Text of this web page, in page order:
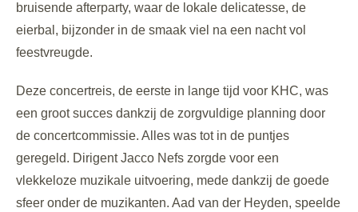
bruisende afterparty, waar de lokale delicatesse, de
eierbal, bijzonder in de smaak viel na een nacht vol
feestvreugde.
Deze concertreis, de eerste in lange tijd voor KHC, was
een groot succes dankzij de zorgvuldige planning door
de concertcommissie. Alles was tot in de puntjes
geregeld. Dirigent Jacco Nefs zorgde voor een
vlekkeloze muzikale uitvoering, mede dankzij de goede
sfeer onder de muzikanten. Aad van der Heyden, speelde